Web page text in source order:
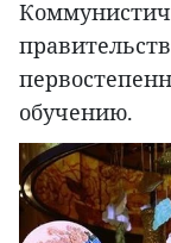
обучению.